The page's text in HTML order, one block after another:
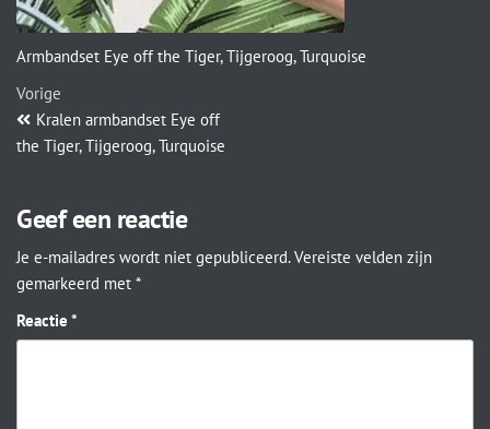
Armbandset Eye off the Tiger, Tijgeroog, Turquoise
Vorige
Kralen armbandset Eye off
the Tiger, Tijgeroog, Turquoise
Geef een reactie
Je e-mailadres wordt niet gepubliceerd. Vereiste velden zijn
gemarkeerd met *
Reactie *